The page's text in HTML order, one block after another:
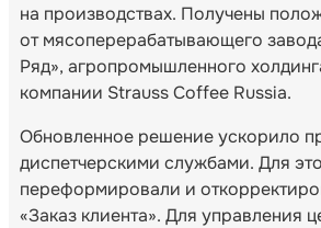
на производствах. Получены
от мясоперерабатывающего
Ряд», агропромышленного
компании Strauss Coffee Russia.
Обновленное решение ускорило
диспетчерскими службами. Для
переформировали и
«Заказ клиента». Для управления